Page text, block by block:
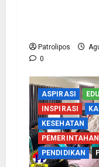
Patrolipos
0
ASPIRASI
INSPIRASI
KESEHATAN
PEMERINTAHAN
PENDIDIKAN